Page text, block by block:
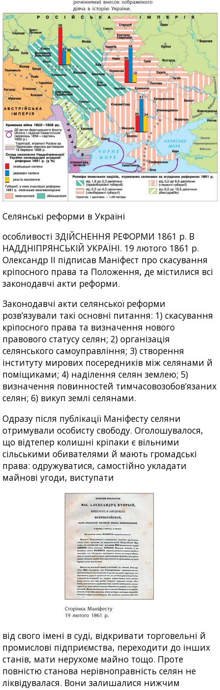
Селянські реформи в Україні
особливості ЗДІЙСНЕННЯ РЕФОРМИ 1861 р. В
НАДДНІПРЯНСЬКІЙ УКРАЇНІ. 19 лютого 1861 р.
Олександр II підписав Маніфест про скасування
кріпосного права та Положення, де містилися всі
законодавчі акти реформи.
Законодавчі акти селянської реформи
розв’язували такі основні питання: 1) скасування
кріпосного права та визначення нового
правового статусу селян; 2) організація
селянського самоуправління; 3) створення
інституту мирових посередників між селянами й
поміщиками; 4) наділення селян землею; 5)
визначення повинностей тимчасовозобов’язаних
селян; 6) викуп землі селянами.
Одразу після публікації Маніфесту селяни
отримували особисту свободу. Оголошувалося,
що відтепер колишні кріпаки є вільними
сільськими обивателями й мають громадські
права: одружуватися, самостійно укладати
майнові угоди, виступати
від свого імені в суді, відкривати торговельні й
промислові підприємства, переходити до інших
станів, мати нерухоме майно тощо. Проте
повністю станова нерівноправність селян не
ліквідувалася. Вони залишалися нижчим